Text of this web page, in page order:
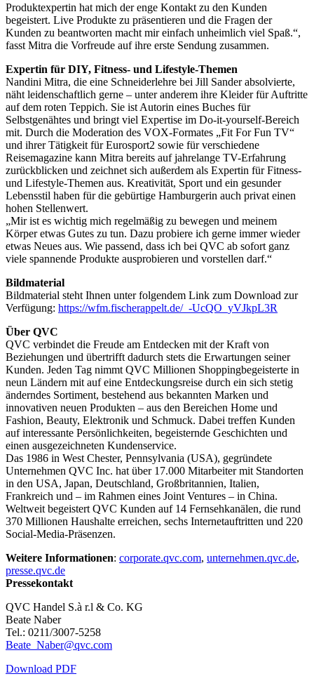
Produktexpertin hat mich der enge Kontakt zu den Kunden
begeistert. Live Produkte zu präsentieren und die Fragen der
Kunden zu beantworten macht mir einfach unheimlich viel Spaß.“,
fasst Mitra die Vorfreude auf ihre erste Sendung zusammen.
Expertin für DIY, Fitness- und Lifestyle-Themen
Nandini Mitra, die eine Schneiderlehre bei Jill Sander absolvierte,
näht leidenschaftlich gerne – unter anderem ihre Kleider für Auftritte
auf dem roten Teppich. Sie ist Autorin eines Buches für
Selbstgenähtes und bringt viel Expertise im Do-it-yourself-Bereich
mit. Durch die Moderation des VOX-Formates „Fit For Fun TV“
und ihrer Tätigkeit für Eurosport2 sowie für verschiedene
Reisemagazine kann Mitra bereits auf jahrelange TV-Erfahrung
zurückblicken und zeichnet sich außerdem als Expertin für Fitness-
und Lifestyle-Themen aus. Kreativität, Sport und ein gesunder
Lebensstil haben für die gebürtige Hamburgerin auch privat einen
hohen Stellenwert.
„Mir ist es wichtig mich regelmäßig zu bewegen und meinem
Körper etwas Gutes zu tun. Dazu probiere ich gerne immer wieder
etwas Neues aus. Wie passend, dass ich bei QVC ab sofort ganz
viele spannende Produkte ausprobieren und vorstellen darf.“
Bildmaterial
Bildmaterial steht Ihnen unter folgendem Link zum Download zur
Verfügung: https://wfm.fischerappelt.de/_-UcQO_yVJkpL3R
Über QVC
QVC verbindet die Freude am Entdecken mit der Kraft von
Beziehungen und übertrifft dadurch stets die Erwartungen seiner
Kunden. Jeden Tag nimmt QVC Millionen Shoppingbegeisterte in
neun Ländern mit auf eine Entdeckungsreise durch ein sich stetig
änderndes Sortiment, bestehend aus bekannten Marken und
innovativen neuen Produkten – aus den Bereichen Home und
Fashion, Beauty, Elektronik und Schmuck. Dabei treffen Kunden
auf interessante Persönlichkeiten, begeisternde Geschichten und
einen ausgezeichneten Kundenservice.
Das 1986 in West Chester, Pennsylvania (USA), gegründete
Unternehmen QVC Inc. hat über 17.000 Mitarbeiter mit Standorten
in den USA, Japan, Deutschland, Großbritannien, Italien,
Frankreich und – im Rahmen eines Joint Ventures – in China.
Weltweit begeistert QVC Kunden auf 14 Fernsehkanälen, die rund
370 Millionen Haushalte erreichen, sechs Internetauftritten und 220
Social-Media-Präsenzen.
Weitere Informationen: corporate.qvc.com, unternehmen.qvc.de,
presse.qvc.de
Pressekontakt
QVC Handel S.à r.l & Co. KG
Beate Naber
Tel.: 0211/3007-5258
Beate_Naber@qvc.com
Download PDF